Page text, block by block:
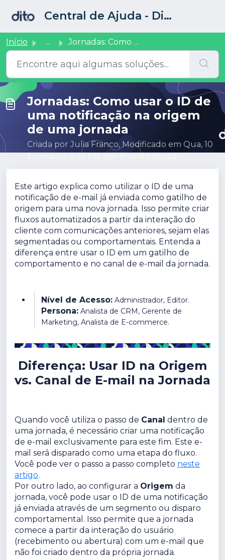
Central de Ajuda - Dito CRM
Início ... Jornadas: Como usar o ID de uma notificação na origem de ...
Jornadas: Como usar o ID de
uma notificação na origem
de uma jornada
Criada por Julia Franco, Modificado em Qua, 10
Este artigo explica como utilizar o ID de uma
notificação de e-mail já enviada como gatilho de
origem para uma nova jornada. Isso permite criar
fluxos automatizados a partir da interação do
cliente com comunicações anteriores, sejam elas
segmentadas ou comportamentais. Entenda a
diferença entre usar o ID em um gatilho de
comportamento e no canal de e-mail da jornada.
Nível de Acesso: Administrador, Editor.
Persona: Analista de CRM, Gerente de
Marketing, Analista de E-commerce.
Diferença: Usar ID na Origem
vs. Canal de E-mail na Jornada
Quando você utiliza o passo de Canal dentro de
uma jornada, é necessário criar uma notificação
de e-mail exclusivamente para este fim. Este e-
mail será disparado como uma etapa do fluxo.
Você pode ver o passo a passo completo neste
artigo.
Por outro lado, ao configurar a Origem da
jornada, você pode usar o ID de uma notificação
já enviada através de um segmento ou disparo
comportamental. Isso permite que a jornada
comece a partir da interação do usuário
(recebimento ou abertura) com um e-mail que
não foi criado dentro da própria jornada.